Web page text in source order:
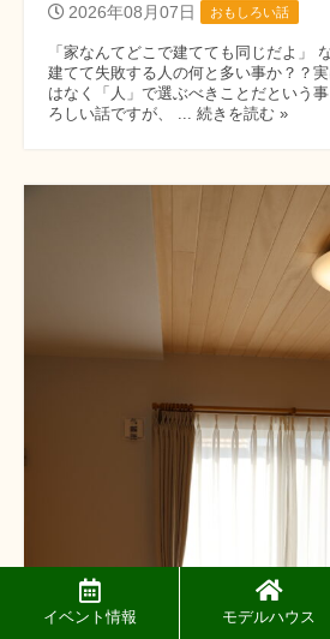
2026年08月07日 おもしろい話
「家なんてどこで建てても同じだよ」
建てて失敗する人の何と多い事か？？
はなく「人」で選ぶべきことだという
ろしい話ですが、 ... 続きを読む »
イベント情報 モデルハウス